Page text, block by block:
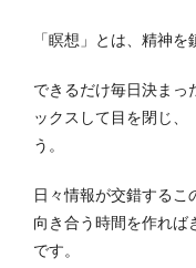
「瞑想」とは、精神
できるだけ毎日決まっ
ックスして目を閉じ、
う。
日々情報が交錯するこ
向き合う時間を作れば
です。